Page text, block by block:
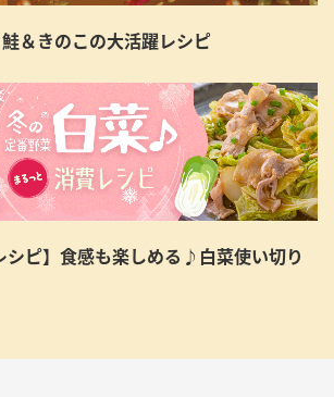
＆きのこの大活躍レシピ
シピ】食感も楽しめる♪白菜使い切り